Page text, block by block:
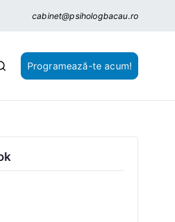
cabinet@psihologbacau.ro
Programează-te acum!